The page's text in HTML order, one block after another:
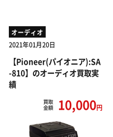
オーディオ
2021年01月20日
【Pioneer(パイオニア):SA
-810】のオーディオ買取実
績
買取
金額
10,000円